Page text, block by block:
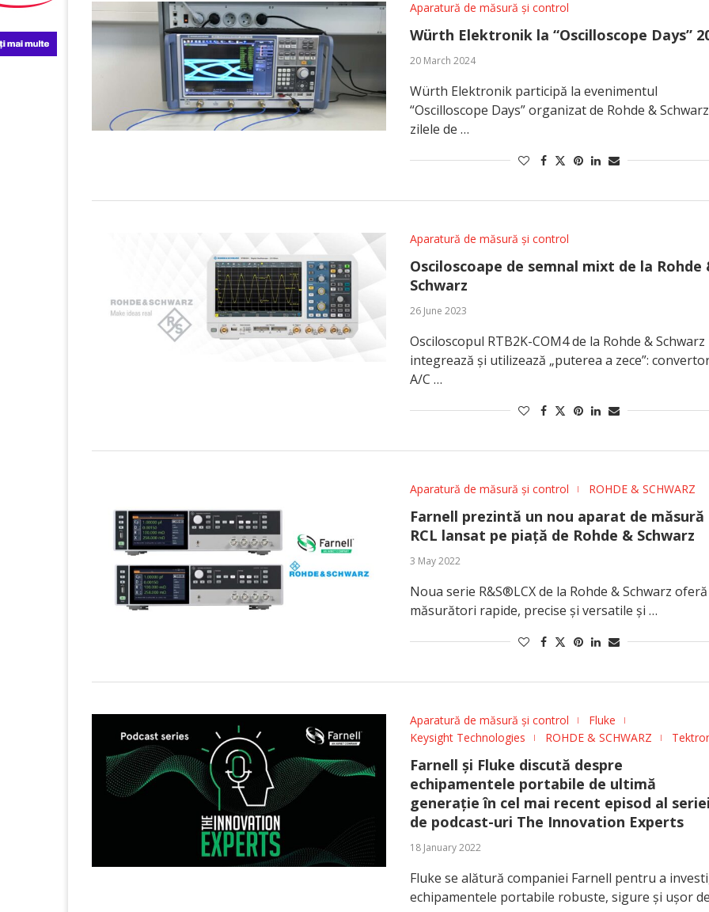
Aparatură de măsură și control
Würth Elektronik la “Oscilloscope Days”
20 March 2024
Würth Elektronik participă la evenimentul
“Oscilloscope Days” organizat de Rohde &
zilele de …
Aparatură de măsură și control
Osciloscoape de semnal mixt de la Rohde
Schwarz
26 June 2023
Osciloscopul RTB2K-COM4 de la Rohde & Schwarz
integrează și utilizează „puterea a zece”:
A/C …
Aparatură de măsură și control ROHDE & SCHWARZ
Farnell prezintă un nou aparat de măsură
RCL lansat pe piață de Rohde & Schwarz
3 May 2022
Noua serie R&S®LCX de la Rohde & Schwarz oferă
măsurători rapide, precise și versatile și …
Aparatură de măsură și control
Fluke
Keysight Technologies
ROHDE & SCHWARZ
Farnell și Fluke discută despre
echipamentele portabile de ultimă
generație în cel mai recent episod al
de podcast-uri The Innovation Experts
18 January 2022
Fluke se alătură companiei Farnell pentru a
echipamentele portabile robuste, sigure și ușor